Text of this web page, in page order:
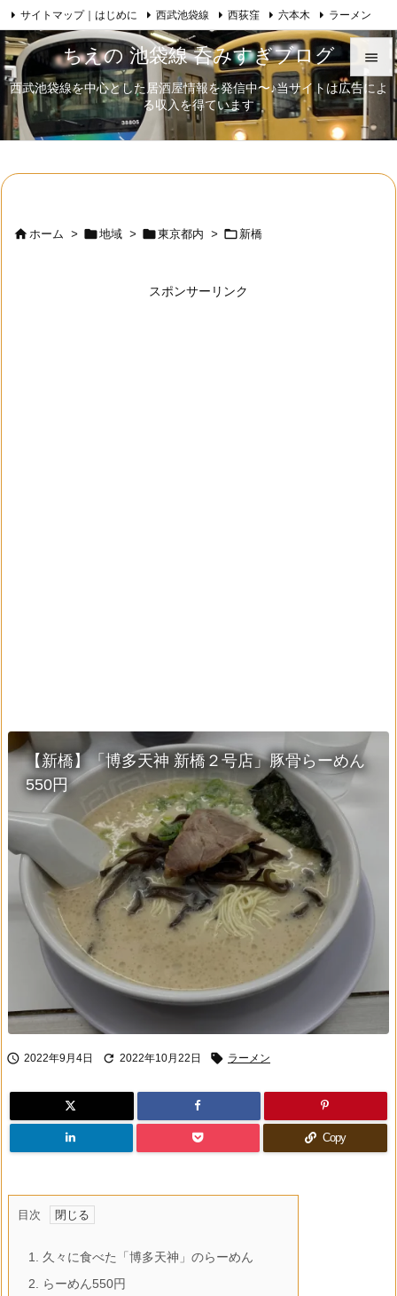
ちえの 池袋線 呑みすぎブログ
西武池袋線を中心とした居酒屋情報を発信中〜♪当サイトは広告によ
る収入を得ています


メニュ

サイトマップ｜はじめに 西武池袋線 西荻窪 六本木 ラーメン
日本酒 歌舞伎 自己紹介 RSS Feedly
ホーム > 地域 > 東京都内 >  新橋
スポンサーリンク
【新橋】「博多天神 新橋２号店」豚骨らーめん
550円
 2022年9月4日  2022年10月22日  ラーメン
Copy
目次
1.
久々に食べた「博多天神」のらーめん
2.
らーめん550円